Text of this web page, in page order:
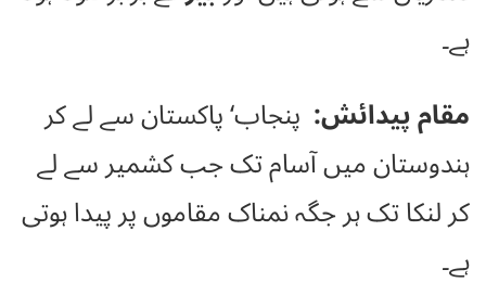
ہے۔
مقام پیدائش: پنجاب‘ پاکستان سے لے کر
ہندوستان میں آسام تک جب کشمیر سے لے
کر لنکا تک ہر جگہ نمناک مقاموں پر پیدا ہوتی
ہے۔